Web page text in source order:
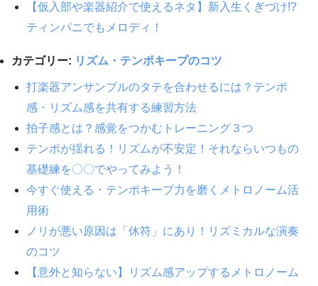
【仮入部や楽器紹介で使えるネタ】新入生くぎづけ!?
ティンパニでもメロディ！
カテゴリー: リズム・テンポキープのコツ
打楽器アンサンブルのタテを合わせるには？テンポ
感・リズム感を共有する練習方法
拍子感とは？感覚をつかむトレーニング３つ
テンポが揺れる！リズムが不安定！それならいつもの
基礎練を〇〇でやってみよう！
今すぐ使える・テンポキープ力を磨くメトロノーム活
用術
ノリが悪い原因は「休符」にあり！リズミカルな演奏
のコツ
【意外と知らない】リズム感アップするメトロノーム